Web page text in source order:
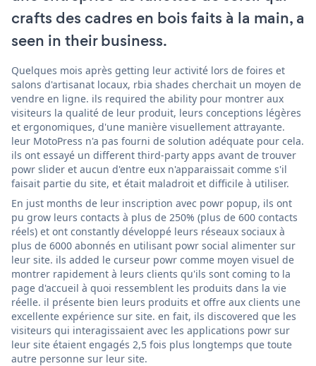
crafts des cadres en bois faits à la main, a
seen in their business.
Quelques mois après getting leur activité lors de foires et
salons d'artisanat locaux, rbia shades cherchait un moyen de
vendre en ligne. ils required the ability pour montrer aux
visiteurs la qualité de leur produit, leurs conceptions légères
et ergonomiques, d'une manière visuellement attrayante.
leur MotoPress n'a pas fourni de solution adéquate pour cela.
ils ont essayé un different third-party apps avant de trouver
powr slider et aucun d'entre eux n'apparaissait comme s'il
faisait partie du site, et était maladroit et difficile à utiliser.
En just months de leur inscription avec powr popup, ils ont
pu grow leurs contacts à plus de 250% (plus de 600 contacts
réels) et ont constantly développé leurs réseaux sociaux à
plus de 6000 abonnés en utilisant powr social alimenter sur
leur site. ils added le curseur powr comme moyen visuel de
montrer rapidement à leurs clients qu'ils sont coming to la
page d'accueil à quoi ressemblent les produits dans la vie
réelle. il présente bien leurs produits et offre aux clients une
excellente expérience sur site. en fait, ils discovered que les
visiteurs qui interagissaient avec les applications powr sur
leur site étaient engagés 2,5 fois plus longtemps que toute
autre personne sur leur site.